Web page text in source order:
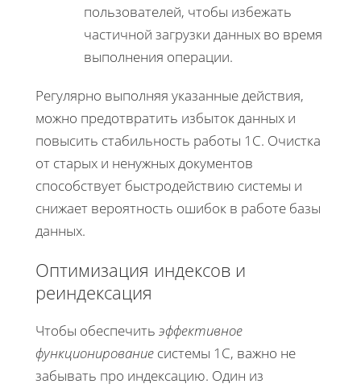
пользователей, чтобы избежать
частичной загрузки данных во время
выполнения операции.
Регулярно выполняя указанные действия,
можно предотвратить избыток данных и
повысить стабильность работы 1С. Очистка
от старых и ненужных документов
способствует быстродействию системы и
снижает вероятность ошибок в работе базы
данных.
Оптимизация индексов и
реиндексация
Чтобы обеспечить эффективное
функционирование системы 1С, важно не
забывать про индексацию. Один из